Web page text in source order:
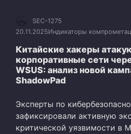
SEC-1275
20.11.2025Индикаторы
Китайские хакеры
корпоративные сети
WSUS: анализ новой
ShadowPad
Эксперты по
зафиксировали активную
критической уязвимости в